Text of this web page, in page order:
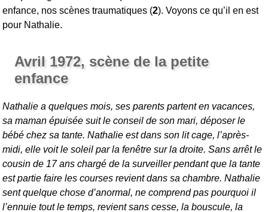
enfance, nos scènes traumatiques (2). Voyons ce qu’il en est
pour Nathalie.
Avril 1972, scène de la petite
enfance
Nathalie a quelques mois, ses parents partent en vacances,
sa maman épuisée suit le conseil de son mari, déposer le
bébé chez sa tante. Nathalie est dans son lit cage, l’après-
midi, elle voit le soleil par la fenêtre sur la droite. Sans arrêt le
cousin de 17 ans chargé de la surveiller pendant que la tante
est partie faire les courses revient dans sa chambre. Nathalie
sent quelque chose d’anormal, ne comprend pas pourquoi il
l’ennuie tout le temps, revient sans cesse, la bouscule, la